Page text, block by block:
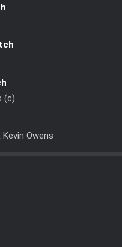
(c)
Owens